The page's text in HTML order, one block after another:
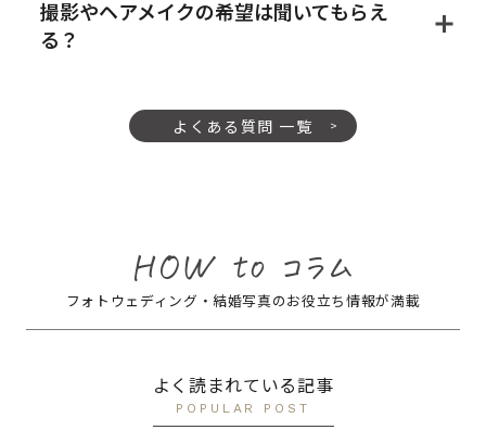
撮影やヘアメイクの希望は聞いてもらえ
る？
よくある質問 一覧
フォトウェディング・結婚写真のお役立ち情報が満載
よく読まれている記事
POPULAR POST